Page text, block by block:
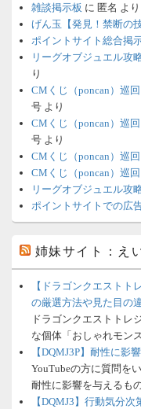
雑談掲示板 に 匿名 より
げん玉【発見！禁断の
ポイントサイト総合掲
リーグオブジュエル攻
り
CMくじ（poncan）巡
号 より
CMくじ（poncan）巡
号 より
CMくじ（poncan）巡
CMくじ（poncan）巡
リーグオブジュエル攻
ポイントサイトでの広
姉妹サイト：え
【ドラゴンクエストト
の厳選方法や見た目の
ドラゴンクエストトレ
な個体「おしゃれモン
【DQMJ3P】耐性に影
YouTubeの方に質問を
耐性に影響を与えるも
【DQMJ3】行動気分